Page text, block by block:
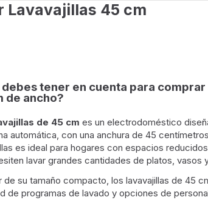
Lavavajillas 45 cm
debes tener en cuenta para
de ancho?
de 45 cm es un electrodoméstico
automática, con una anchura de 45
es ideal para hogares con espacios
lavar grandes cantidades de platos, vasos
de su tamaño compacto, los lavavajillas de 45
de programas de lavado y opciones de